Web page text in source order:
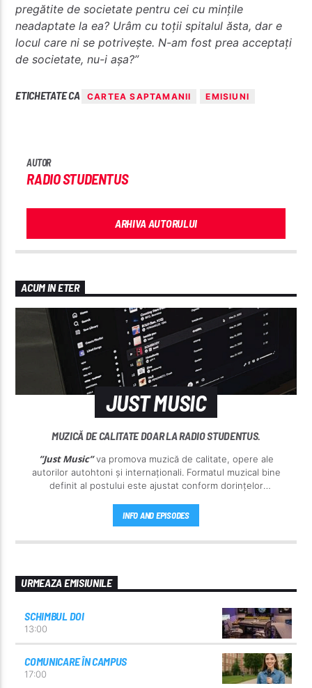
pregătite de societate pentru cei cu mințile
neadaptate la ea? Urâm cu toții spitalul ăsta, dar e
locul care ni se potrivește. N-am fost prea acceptați
de societate, nu-i așa?”
ETICHETATE CA CARTEA SAPTAMANII EMISIUNI
AUTOR
RADIO STUDENTUS
ARHIVA AUTORULUI
ACUM IN ETER
JUST MUSIC
MUZICĂ DE CALITATE DOAR LA RADIO STUDENTUS.
”Just Music”va promova muzică de calitate, opere ale
autorilor autohtoni și internaționali. Formatul muzical bine
definit al postului este ajustat conform dorințelor
INFO AND EPISODES
URMEAZA EMISIUNILE
SCHIMBUL DOI
13:00
COMUNICARE ÎN CAMPUS
17:00